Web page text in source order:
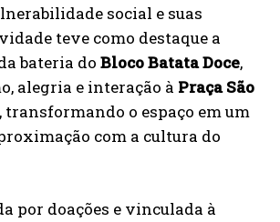
social e suas
teve como destaque a
bateria do Bloco Batata Doce,
alegria e interação à Praça São
, transformando o espaço em um
com a cultura do
por doações e vinculada à